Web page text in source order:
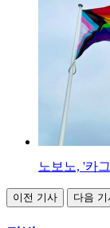
노보노, '카
이전 기사 다음 기